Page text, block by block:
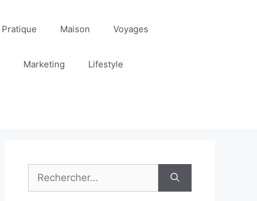
Pratique Maison Voyages
Marketing Lifestyle
Rechercher :